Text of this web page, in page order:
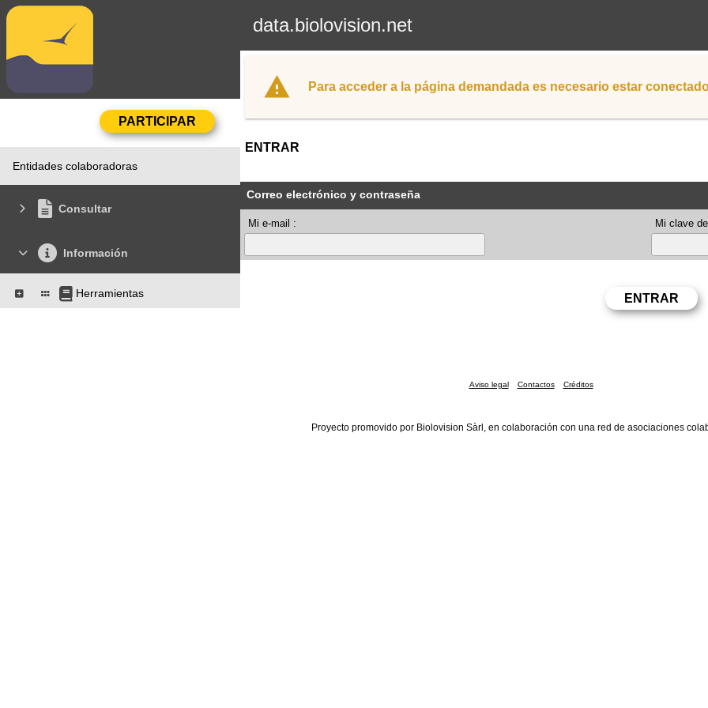
data.biolovision.net
Entidades colaboradoras
Consultar
Información
Herramientas
Para acceder a la página demandada es necesario estar
ENTRAR
Correo electrónico y contraseña
Mi e-mail : Mi clave
Aviso legal Contactos Créditos
Proyecto promovido por Biolovision Sàrl, en colaboración con una red de asociaciones